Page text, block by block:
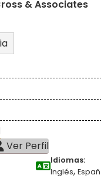
& Associates
Ver Perfil
Idiomas:
Inglés,